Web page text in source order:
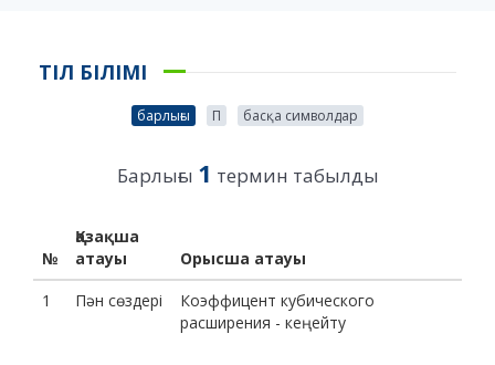
ТІЛ БІЛІМІ
барлығы П басқа символдар
Барлығы 1 термин табылды
№
Қазақша
атауы
Орысша атауы
1
Пән сөздері
Коэффицент кубического
расширения - кеңейту